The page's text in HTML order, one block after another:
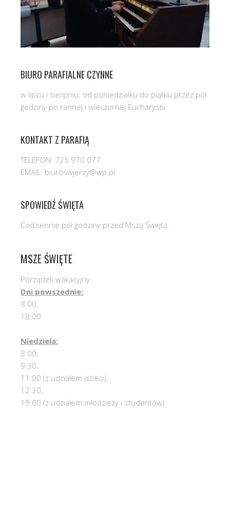
BIURO PARAFIALNE CZYNNE
w lipcu i sierpniu: od poniedziałku do piątku przez pół
godziny po rannej i wieczornej Eucharystii
KONTAKT Z PARAFIĄ
TELEFON: 725 970 077
EMAIL: biuroswjerzy@wp.pl
SPOWIEDŹ ŚWIĘTA
Codziennie pół godziny przed Mszą Świętą.
MSZE ŚWIĘTE
Porządek wakacyjny:
Dni powszednie:
8:00,
18:00
Niedziela:
8:00,
9:30,
11:00 (z udziałem dzieci),
12:30,
19:00 (z udziałem młodzieży i studentów)